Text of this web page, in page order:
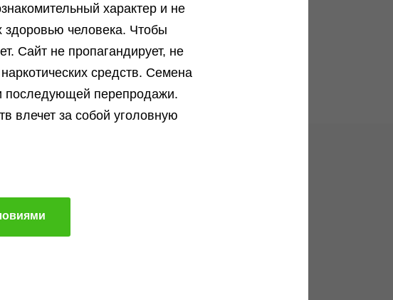
характер и не
человека. Чтобы
Сайт не пропагандирует, не
средств. Семена
последующей перепродажи.
влечет за собой уголовную